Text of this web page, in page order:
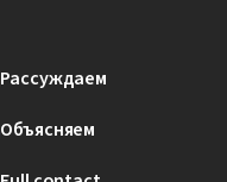
Рассуждаем
Объясняем